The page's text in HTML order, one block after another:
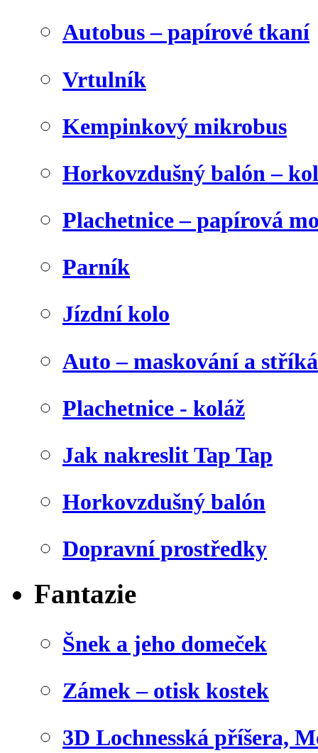
Autobus – papírové tkaní
Vrtulník
Kempinkový mikrobus
Horkovzdušný balón –
Plachetnice – papírová
Parník
Jízdní kolo
Auto – maskování a
Plachetnice - koláž
Jak nakreslit Tap Tap
Horkovzdušný balón
Dopravní prostředky
Fantazie
Šnek a jeho domeček
Zámek – otisk kostek
3D Lochnesská příšera,